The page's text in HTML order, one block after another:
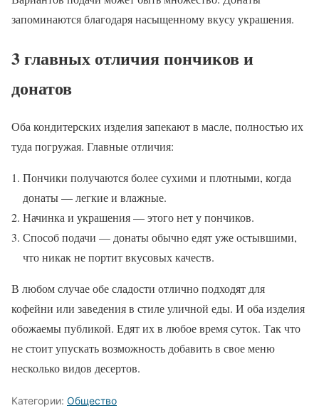
запоминаются благодаря насыщенному вкусу украшения.
3 главных отличия пончиков и
донатов
Оба кондитерских изделия запекают в масле, полностью их
туда погружая. Главные отличия:
Пончики получаются более сухими и плотными, когда
донаты — легкие и влажные.
Начинка и украшения — этого нет у пончиков.
Способ подачи — донаты обычно едят уже остывшими,
что никак не портит вкусовых качеств.
В любом случае обе сладости отлично подходят для
кофейни или заведения в стиле уличной еды. И оба изделия
обожаемы публикой. Едят их в любое время суток. Так что
не стоит упускать возможность добавить в свое меню
несколько видов десертов.
Категории: Общество